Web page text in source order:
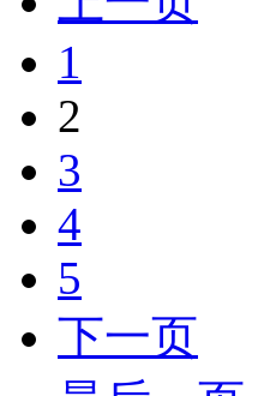
1
2
3
4
5
下一页